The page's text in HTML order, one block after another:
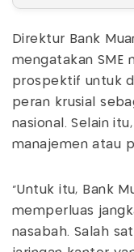
Direktur Bank
mengatakan SME
prospektif untuk
peran krusial
nasional. Selain
manajemen atau
“Untuk itu, Bank
memperluas
nasabah. Salah